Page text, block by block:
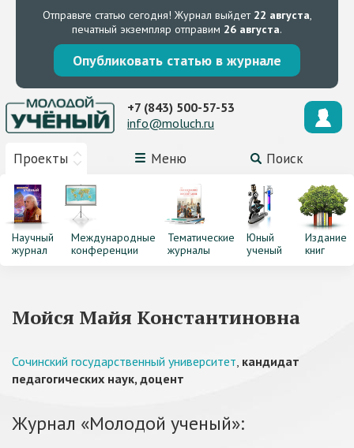
Отправьте статью сегодня! Журнал выйдет 22 августа,
печатный экземпляр отправим 26 августа.
Опубликовать статью в журнале
Проекты Меню Поиск
+7 (843) 500-57-53
info@moluch.ru
Научный
журнал
Международные
конференции
Тематические
журналы
Юный
ученый
Издание
книг
Мойся Майя Константиновна
Сочинский государственный университет, кандидат
педагогических наук, доцент
Журнал «Молодой ученый»: